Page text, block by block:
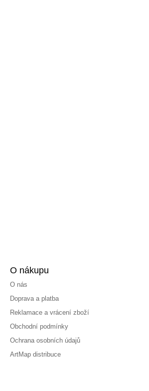
O nákupu
O nás
Doprava a platba
Reklamace a vrácení zboží
Obchodní podmínky
Ochrana osobních údajů
ArtMap distribuce